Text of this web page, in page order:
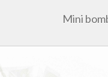
Mini